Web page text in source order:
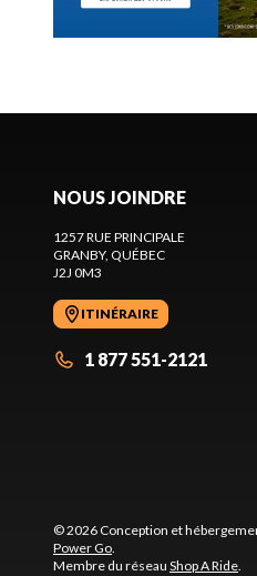
NOUS JOINDRE
1257 RUE PRINCIPALE
GRANBY, QUÉBEC
J2J 0M3
ITINÉRAIRE
1 877 551-2121
© 2026 Conception et
Power Go
Membre du réseau Shop A Ride